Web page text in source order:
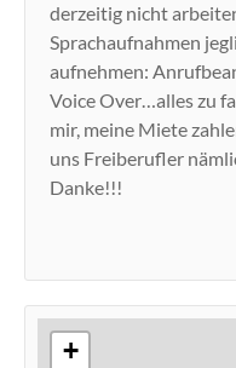
derzeitig nicht
Sprachaufnahmen
aufnehmen:
Voice Over…alles zu
mir, meine Miete
uns Freiberufler
Danke!!!
+